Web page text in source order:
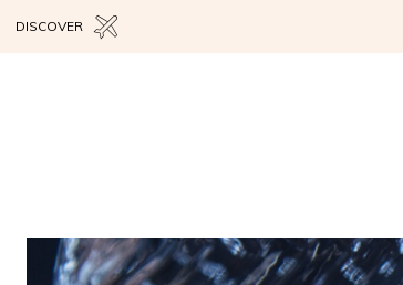
DISCOVER